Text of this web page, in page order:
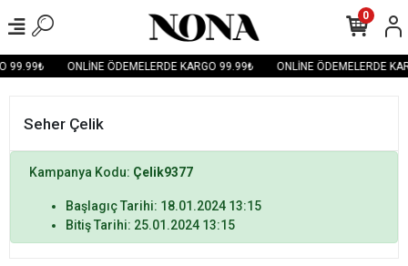
99.99₺ ONLİNE ÖDEMELERDE KARGO 99.99₺ ONLİNE ÖDEMELERDE
0
Seher Çelik
Kampanya Kodu: Çelik9377
Başlagıç Tarihi: 18.01.2024 13:15
Bitiş Tarihi: 25.01.2024 13:15